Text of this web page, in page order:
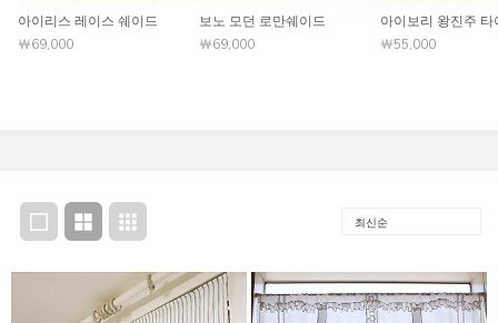
아이리스 레이스 쉐이드
￦69,000
보노 모던 로만쉐이드
￦69,000
아이보리 왕진주 타
￦55,000